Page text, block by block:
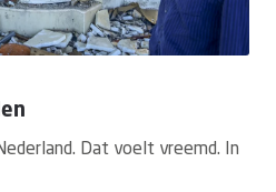
Dat voelt vreemd. In